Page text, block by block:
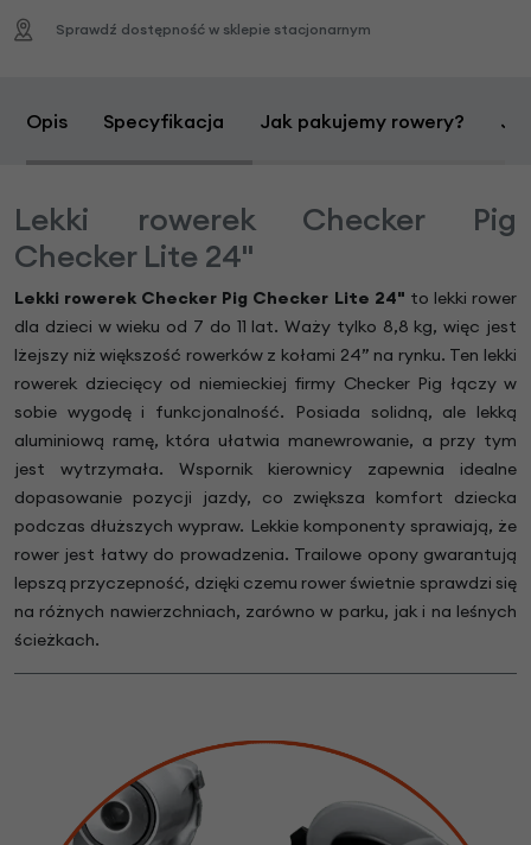
Sprawdź dostępność w sklepie stacjonarnym
Opis Specyfikacja Jak pakujemy rowery?
Lekki rowerek Checker Pig
Checker Lite 24"
Lekki rowerek Checker Pig Checker Lite 24" to lekki rower
dla dzieci w wieku od 7 do 11 lat. Waży tylko 8,8 kg, więc jest
lżejszy niż większość rowerków z kołami 24” na rynku. Ten lekki
rowerek dziecięcy od niemieckiej firmy Checker Pig łączy w
sobie wygodę i funkcjonalność. Posiada solidną, ale lekką
aluminiową ramę, która ułatwia manewrowanie, a przy tym
jest wytrzymała. Wspornik kierownicy zapewnia idealne
dopasowanie pozycji jazdy, co zwiększa komfort dziecka
podczas dłuższych wypraw. Lekkie komponenty sprawiają, że
rower jest łatwy do prowadzenia. Trailowe opony gwarantują
lepszą przyczepność, dzięki czemu rower świetnie sprawdzi się
na różnych nawierzchniach, zarówno w parku, jak i na leśnych
ścieżkach.